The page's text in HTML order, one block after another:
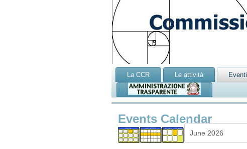
La CCR Le attività Eventi
Events Calendar